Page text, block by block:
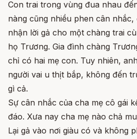
Con trai trong vùng đua nhau
nàng cũng nhiều phen cân
nhận lời gả cho một chàng trai
họ Trương. Gia đình chàng
chỉ có hai mẹ con. Tuy nhiên,
người vai u thịt bắp, không đến
gì cả.
Sự cân nhắc của cha mẹ cô gái
đáo. Xưa nay cha mẹ nào chả
Lại gả vào nơi giàu có và không